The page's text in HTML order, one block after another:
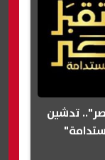
تدشين